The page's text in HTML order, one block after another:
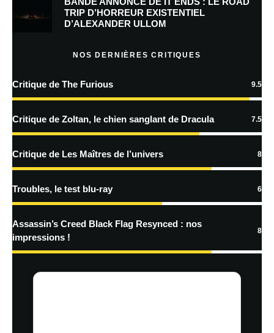
Prévenez-moi de tous les nouveaux commentaires par e-mail.
En savoir
traitées
TRIP D’HORREUR EXISTENTIEL
D’ALEXANDER ULLOM
NOS DERNIÈRES CRITIQUES
Critique de The Furious 9.5
Critique de Zoltan, le chien sanglant de Dracula 7.5
Critique de Les Maîtres de l’univers 8
Troubles, le test blu-ray 6
Assassin’s Creed Black Flag Resynced : nos
impressions !
8